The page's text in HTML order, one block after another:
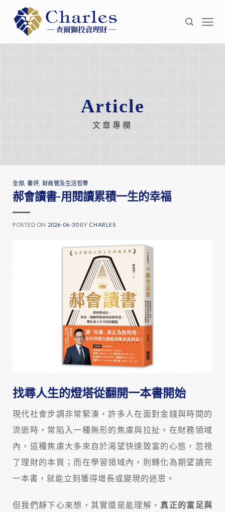
content
Article
文章專欄
全部 ,書評, 財商管及生活哲學
郝會讀書-用閱讀累積一生的幸福
POSTED ON 2026-06-30BY CHARLES
找尋人生的燈塔從翻開一本書開始
現代社會步調非常緊湊，許多人在面對金錢與時間的
流逝時，常陷入一種無形的焦慮與拉扯。在財務領域
內，這種焦慮大多來自於渴望快速致富的心態，忽視
了理財的本質；而在學習領域內，則轉化為期望讀完
一本書，就能立刻獲得增長或變現的迷思。
但我們靜下心來想，其實還是能理解， 真正的富足與